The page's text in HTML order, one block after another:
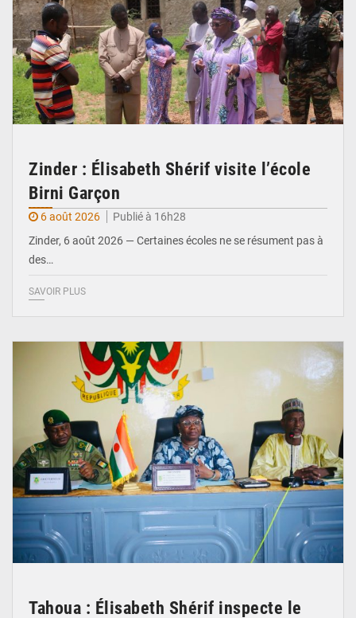
Zinder : Élisabeth Shérif visite l’école
Birni Garçon
6 août 2026
Publié à 16h28
Zinder, 6 août 2026 — Certaines écoles ne se résument pas à
des…
SAVOIR PLUS
Tahoua : Élisabeth Shérif inspecte le